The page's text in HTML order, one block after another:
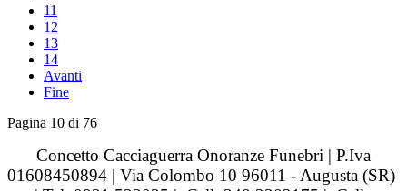
11
12
13
14
Avanti
Fine
Pagina 10 di 76
Concetto Cacciaguerra Onoranze Funebri | P.Iva
01608450894 | Via Colombo 10 96011 - Augusta (SR)